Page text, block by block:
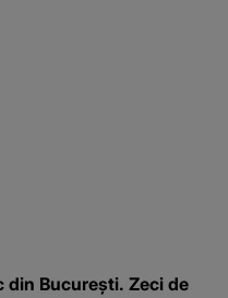
București. Zeci de